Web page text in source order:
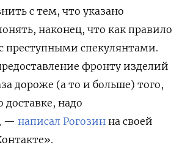
с тем, что указано
наконец, что как правило
преступными спекулянтами.
фронту изделий
дороже (а то и больше) того,
доставке, надо
— написал Рогозин на своей